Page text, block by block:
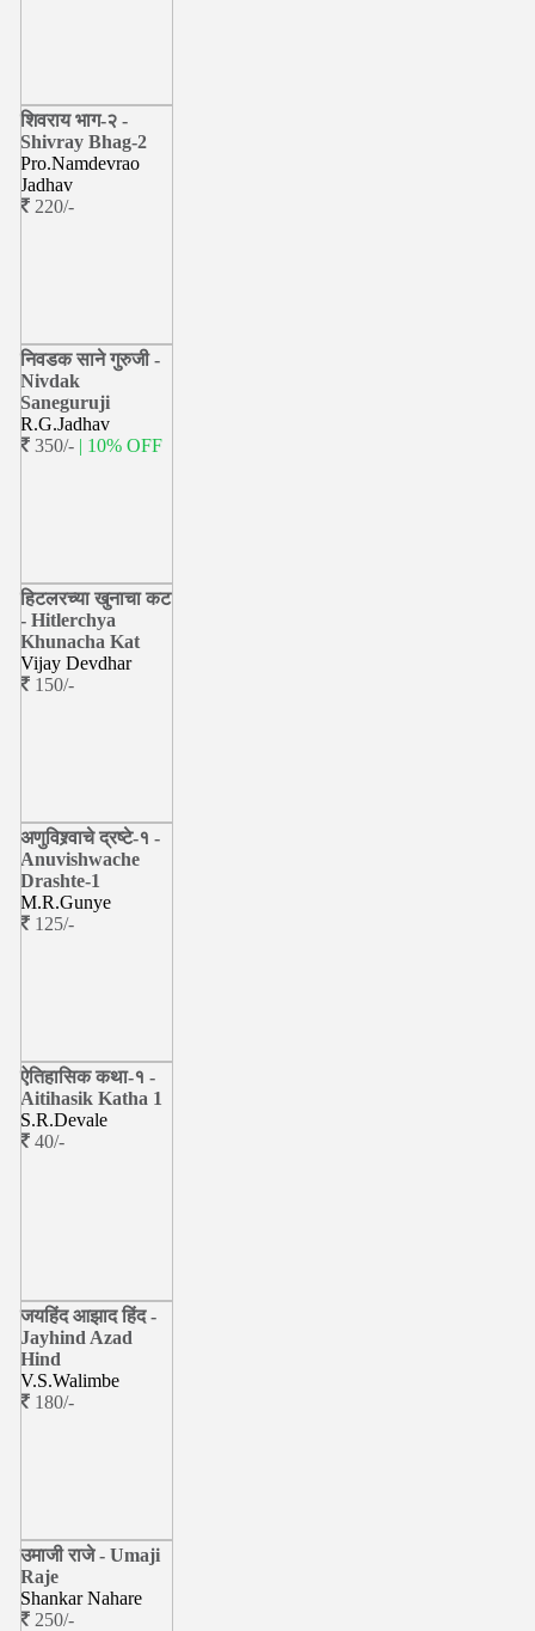
शिवराय भाग-२ -
Shivray Bhag-2
Pro.Namdevrao
Jadhav
220/-
निवडक साने गुरुजी -
Nivdak
Saneguruji
R.G.Jadhav
350/- | 10% OFF
हिटलरच्या खुनाचा कट
- Hitlerchya
Khunacha Kat
Vijay Devdhar
150/-
अणुविश्र्वाचे द्रष्टे-१ -
Anuvishwache
Drashte-1
M.R.Gunye
125/-
ऐतिहासिक कथा-१ -
Aitihasik Katha 1
S.R.Devale
40/-
जयहिंद आझाद हिंद -
Jayhind Azad
Hind
V.S.Walimbe
180/-
उमाजी राजे - Umaji
Raje
Shankar Nahare
250/-